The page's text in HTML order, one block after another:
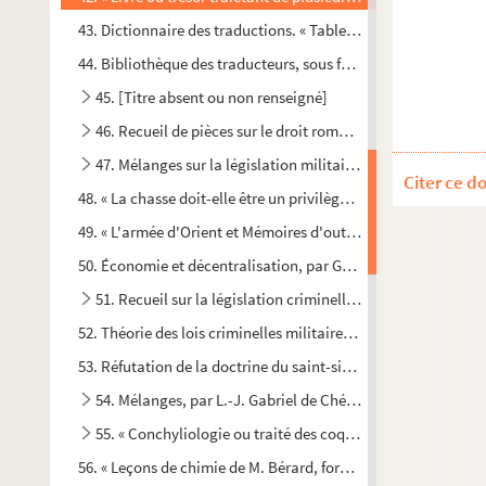
43. Dictionnaire des traductions. « Table chronologique des
44. Bibliothèque des traducteurs, sous forme de répertoire
45. [Titre absent ou non renseigné]
46. Recueil de pièces sur le droit romain, la propriété
47. Mélanges sur la législation militaire, par le même
48. « La chasse doit-elle être un privilège en France ? » par
49. « L'armée d'Orient et Mémoires d'outre-tombe de
50. Économie et décentralisation, par Gabriel de Chénier
51. Recueil sur la législation criminelle de l'armée
52. Théorie des lois criminelles militaires de la République,
53. Réfutation de la doctrine du saint-simonisme, par L.-J.
54. Mélanges, par L.-J. Gabriel de Chénier
55. « Conchyliologie ou traité des coquillages de mer,
56. « Leçons de chimie de M. Bérard, formant un cours
Citer ce